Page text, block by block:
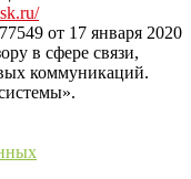
от 17 января 2020
в сфере связи,
коммуникаций.